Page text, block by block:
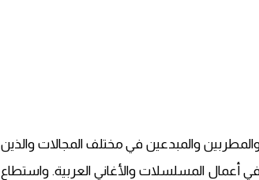
والمبدعين في مختلف المجالات والذين
أعمال المسلسلات والأغاني العربية. واستطاع